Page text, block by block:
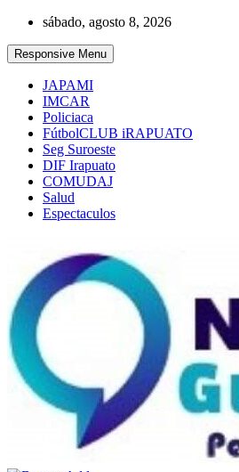
Skip
content
sábado, agosto 8, 2026
Responsive Menu
JAPAMI
IMCAR
Policiaca
FútbolCLUB iRAPUATO
Seg Suroeste
DIF Irapuato
COMUDAJ
Salud
Espectaculos